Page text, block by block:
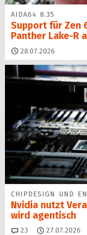
AIDA64 8.35
Support für Zen
Panther Lake-R
28.07.2026
CHIPDESIGN UND
Nvidia nutzt
wird agentisch
23 Kommentare
27.07.2026